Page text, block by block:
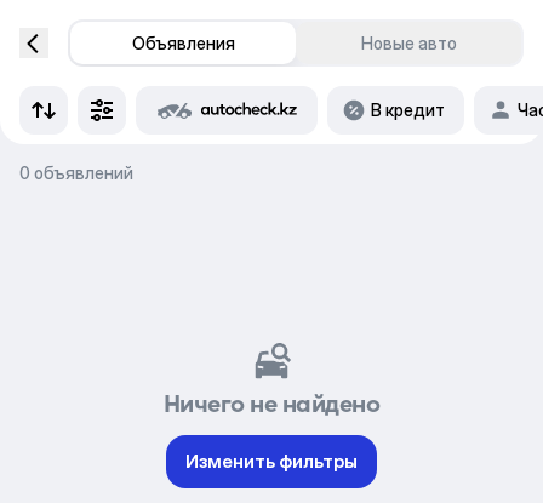
Объявления Новые авто
В кредит
0 объявлений
Ничего не найдено
Изменить фильтры